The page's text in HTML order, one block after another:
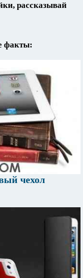
рассказывай
факты:
чехол